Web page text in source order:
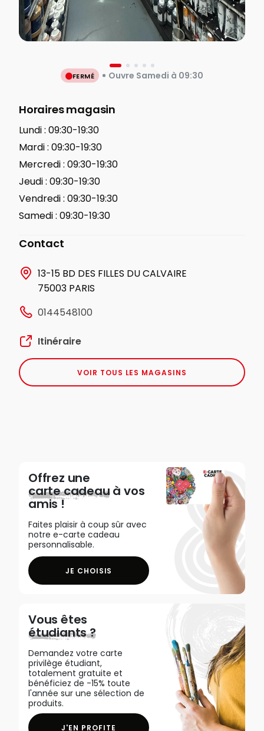
FERMÉ Ouvre Samedi à 09:30
Horaires magasin
Lundi : 09:30-19:30
Mardi : 09:30-19:30
Mercredi : 09:30-19:30
Jeudi : 09:30-19:30
Vendredi : 09:30-19:30
Samedi : 09:30-19:30
Contact
13-15 BD DES FILLES DU CALVAIRE
75003 PARIS
0144548100
Itinéraire
VOIR TOUS LES MAGASINS
Offrez une
carte cadeauà vos
amis !
Faites plaisir à coup sûr avec
notre e-carte cadeau
personnalisable.
JE CHOISIS
Vous êtes
étudiants ?
Demandez votre carte
privilège étudiant,
totalement gratuite et
bénéficiez de -15% toute
l'année sur une sélection de
produits.
J'EN PROFITE